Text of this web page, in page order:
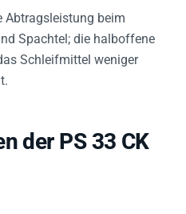
Abtragsleistung beim
Spachtel; die halboffene
Schleifmittel weniger
der PS 33 CK